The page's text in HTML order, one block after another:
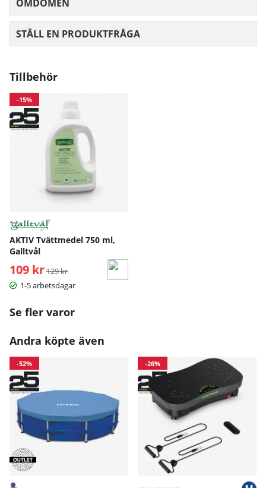
OMDÖMEN
STÄLL EN PRODUKTFRÅGA
Tillbehör
-15%
AKTIV Tvättmedel 750 ml,
Galltvål
109 kr Ordinarie pris:
129 kr
1-5 arbetsdagar
Se fler varor
Andra köpte även
-52% -26%